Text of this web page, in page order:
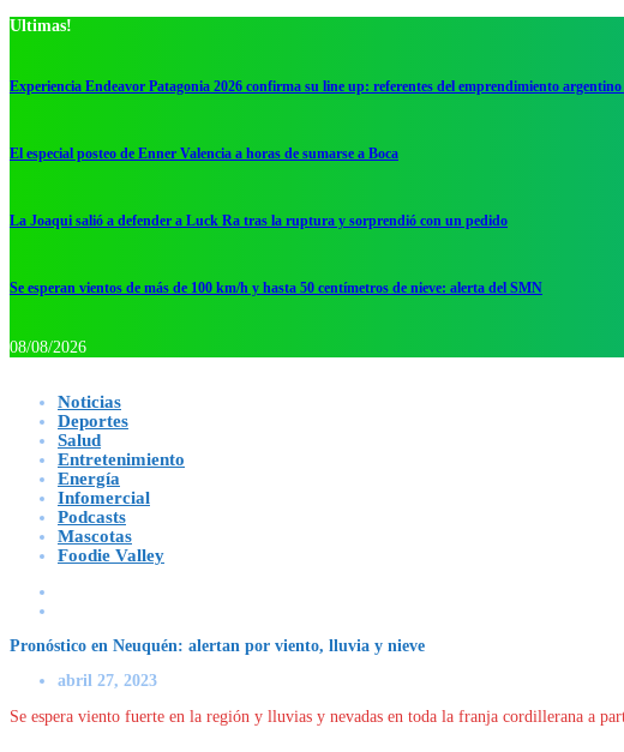
Ultimas!
Experiencia Endeavor Patagonia 2026 confirma su line up: referentes del emprendimiento
El especial posteo de Enner Valencia a horas de sumarse a Boca
La Joaqui salió a defender a Luck Ra tras la ruptura y sorprendió con un pedido
Se esperan vientos de más de 100 km/h y hasta 50 centímetros de nieve: alerta del SMN
08/08/2026
Noticias
Deportes
Salud
Entretenimiento
Energía
Infomercial
Podcasts
Mascotas
Foodie Valley
Pronóstico en Neuquén: alertan por viento, lluvia y nieve
abril 27, 2023
Se espera viento fuerte en la región y lluvias y nevadas en toda la franja cordillerana a